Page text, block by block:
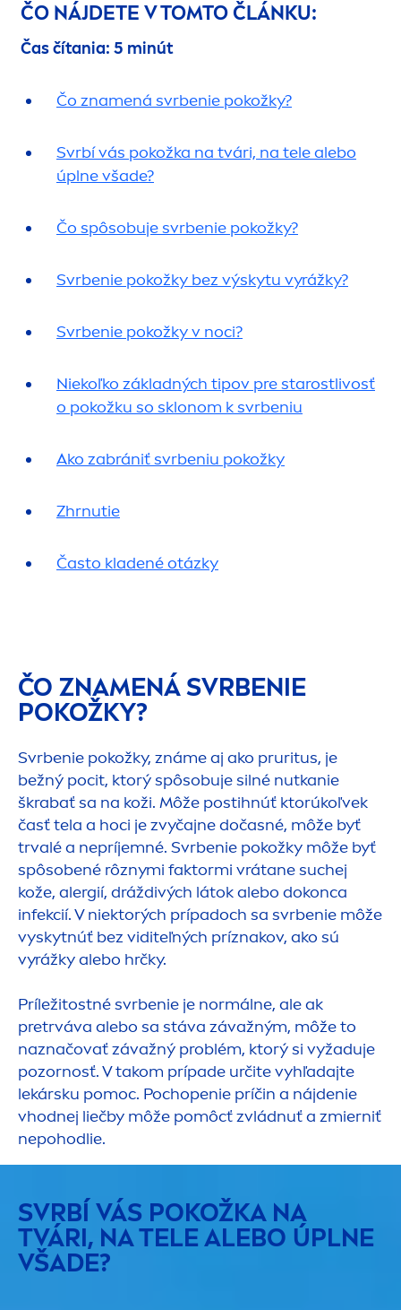
ČO NÁJDETE V TOMTO ČLÁNKU:
Čas čítania: 5 minút
Čo znamená svrbenie pokožky?
Svrbí vás pokožka na tvári, na tele alebo
úplne všade?
Čo spôsobuje svrbenie pokožky?
Svrbenie pokožky bez výskytu vyrážky?
Svrbenie pokožky v noci?
Niekoľko základných tipov pre starostlivosť
o pokožku so sklonom k svrbeniu
Ako zabrániť svrbeniu pokožky
Zhrnutie
Často kladené otázky
ČO ZNAMENÁ SVRBENIE
POKOŽKY?
Svrbenie pokožky, známe aj ako pruritus, je
bežný pocit, ktorý spôsobuje silné nutkanie
škrabať sa na koži. Môže postihnúť ktorúkoľvek
časť tela a hoci je zvyčajne dočasné, môže byť
trvalé a nepríjemné. Svrbenie pokožky môže byť
spôsobené rôznymi faktormi vrátane suchej
kože, alergií, dráždivých látok alebo dokonca
infekcií. V niektorých prípadoch sa svrbenie môže
vyskytnúť bez viditeľných príznakov, ako sú
vyrážky alebo hrčky.
Príležitostné svrbenie je normálne, ale ak
pretrváva alebo sa stáva závažným, môže to
naznačovať závažný problém, ktorý si vyžaduje
pozornosť. V takom prípade určite vyhľadajte
lekársku pomoc. Pochopenie príčin a nájdenie
vhodnej liečby môže pomôcť zvládnuť a zmierniť
nepohodlie.
SVRBÍ VÁS POKOŽKA NA
TVÁRI, NA TELE ALEBO ÚPLNE
VŠADE?